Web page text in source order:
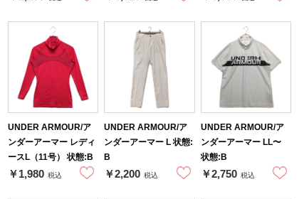
UNDER ARMOUR/ア
ンダーアーマー レディ
ースL（11号） 状態:B
￥1,980 税込
UNDER ARMOUR/ア
ンダーアーマー L 状態:
B
￥2,200 税込
UNDER ARMOUR/ア
ンダーアーマー LL〜
状態:B
￥2,750 税込